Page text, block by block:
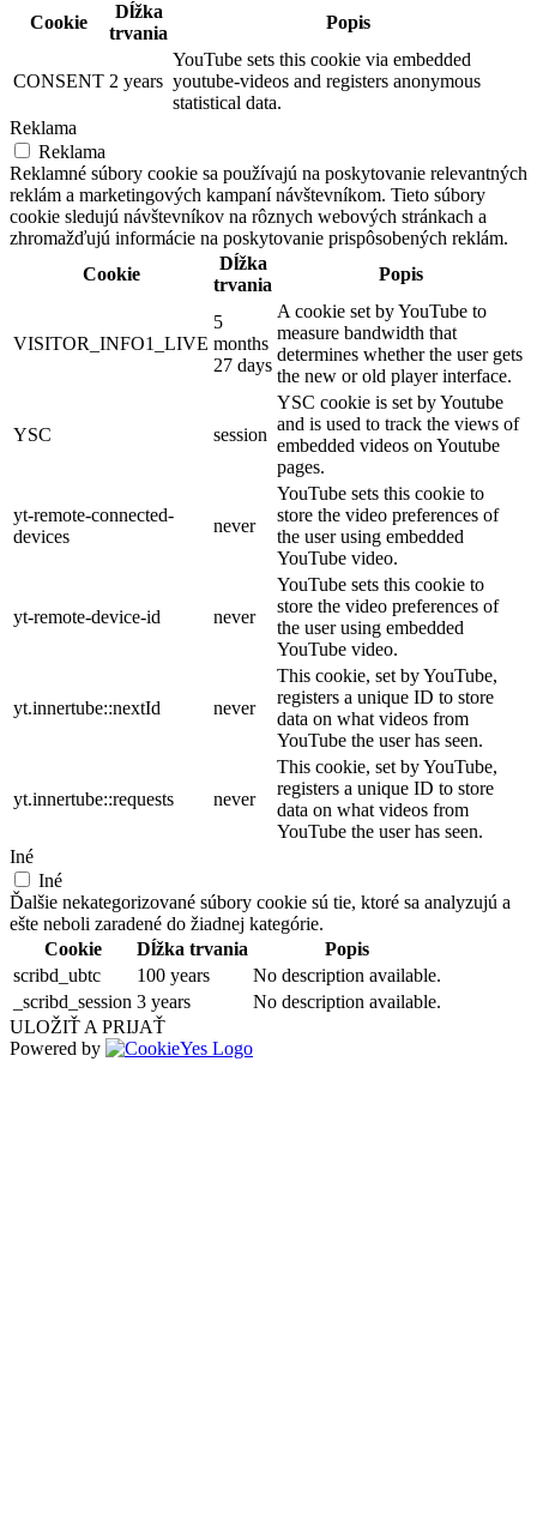
Cookie
Dĺžka
trvania
Popis
CONSENT 2 years
YouTube sets this cookie via embedded
youtube-videos and registers anonymous
statistical data.
Reklama
Reklama
Reklamné súbory cookie sa používajú na poskytovanie relevantných
reklám a marketingových kampaní návštevníkom. Tieto súbory
cookie sledujú návštevníkov na rôznych webových stránkach a
zhromažďujú informácie na poskytovanie prispôsobených reklám.
Cookie
Dĺžka
trvania
Popis
VISITOR_INFO1_LIVE
5
months
27 days
A cookie set by YouTube to
measure bandwidth that
determines whether the user gets
the new or old player interface.
YSC session
YSC cookie is set by Youtube
and is used to track the views of
embedded videos on Youtube
pages.
yt-remote-connected-
devices
never
YouTube sets this cookie to
store the video preferences of
the user using embedded
YouTube video.
yt-remote-device-id never
YouTube sets this cookie to
store the video preferences of
the user using embedded
YouTube video.
yt.innertube::nextId never
This cookie, set by YouTube,
registers a unique ID to store
data on what videos from
YouTube the user has seen.
yt.innertube::requests never
This cookie, set by YouTube,
registers a unique ID to store
data on what videos from
YouTube the user has seen.
Iné
Iné
Ďalšie nekategorizované súbory cookie sú tie, ktoré sa analyzujú a
ešte neboli zaradené do žiadnej kategórie.
Cookie
Dĺžka trvania
Popis
scribd_ubtc
100 years
No description available.
_scribd_session 3 years
No description available.
ULOŽIŤ A PRIJAŤ
Powered by